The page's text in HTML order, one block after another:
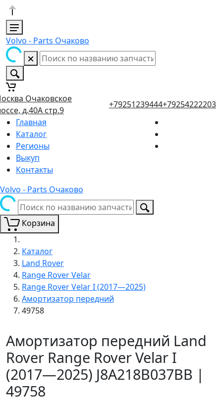
Volvo - Parts Очаково
Очаковское
д.40А стр.9
+79251239444+79254222203
Главная
Каталог
Регионы
Выкуп
Контакты
Volvo - Parts Очаково
Корзина
Каталог
Land Rover
Range Rover Velar
Range Rover Velar I (2017—2025)
Амортизатор передний
49758
Амортизатор передний Land
Rover Range Rover Velar I
(2017—2025) J8A218B037BB |
49758